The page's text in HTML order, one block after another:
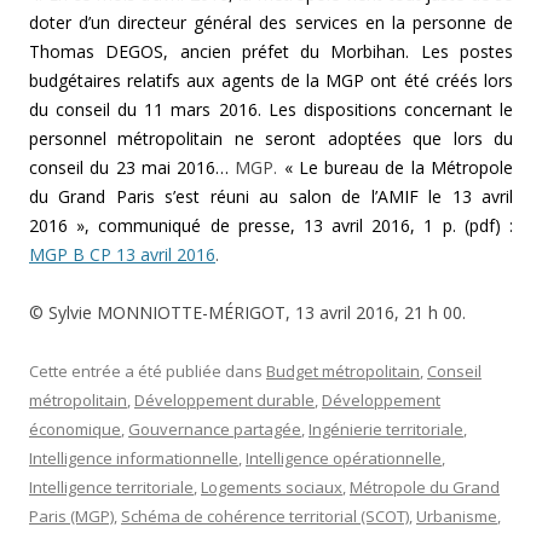
doter d’un directeur général des services en la personne de
Thomas DEGOS, ancien préfet du Morbihan. Les postes
budgétaires relatifs aux agents de la MGP ont été créés lors
du conseil du 11 mars 2016. Les dispositions concernant le
personnel métropolitain ne seront adoptées que lors du
conseil du 23 mai 2016… MGP. « Le bureau de la Métropole
du Grand Paris s’est réuni au salon de l’AMIF le 13 avril
2016 », communiqué de presse, 13 avril 2016, 1 p. (pdf) :
MGP B CP 13 avril 2016.
© Sylvie MONNIOTTE-MÉRIGOT, 13 avril 2016, 21 h 00.
Cette entrée a été publiée dans Budget métropolitain, Conseil
métropolitain, Développement durable, Développement
économique, Gouvernance partagée, Ingénierie territoriale,
Intelligence informationnelle, Intelligence opérationnelle,
Intelligence territoriale, Logements sociaux, Métropole du Grand
Paris (MGP), Schéma de cohérence territorial (SCOT), Urbanisme,